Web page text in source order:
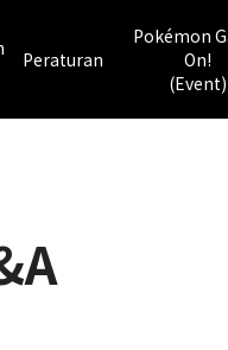
Peraturan
Pokémon
On!
(Event)